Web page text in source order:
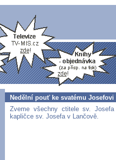
Nedělní pouť ke svatému Josefovi
Zveme všechny ctitele sv.
kapličce sv. Josefa v Lančově.